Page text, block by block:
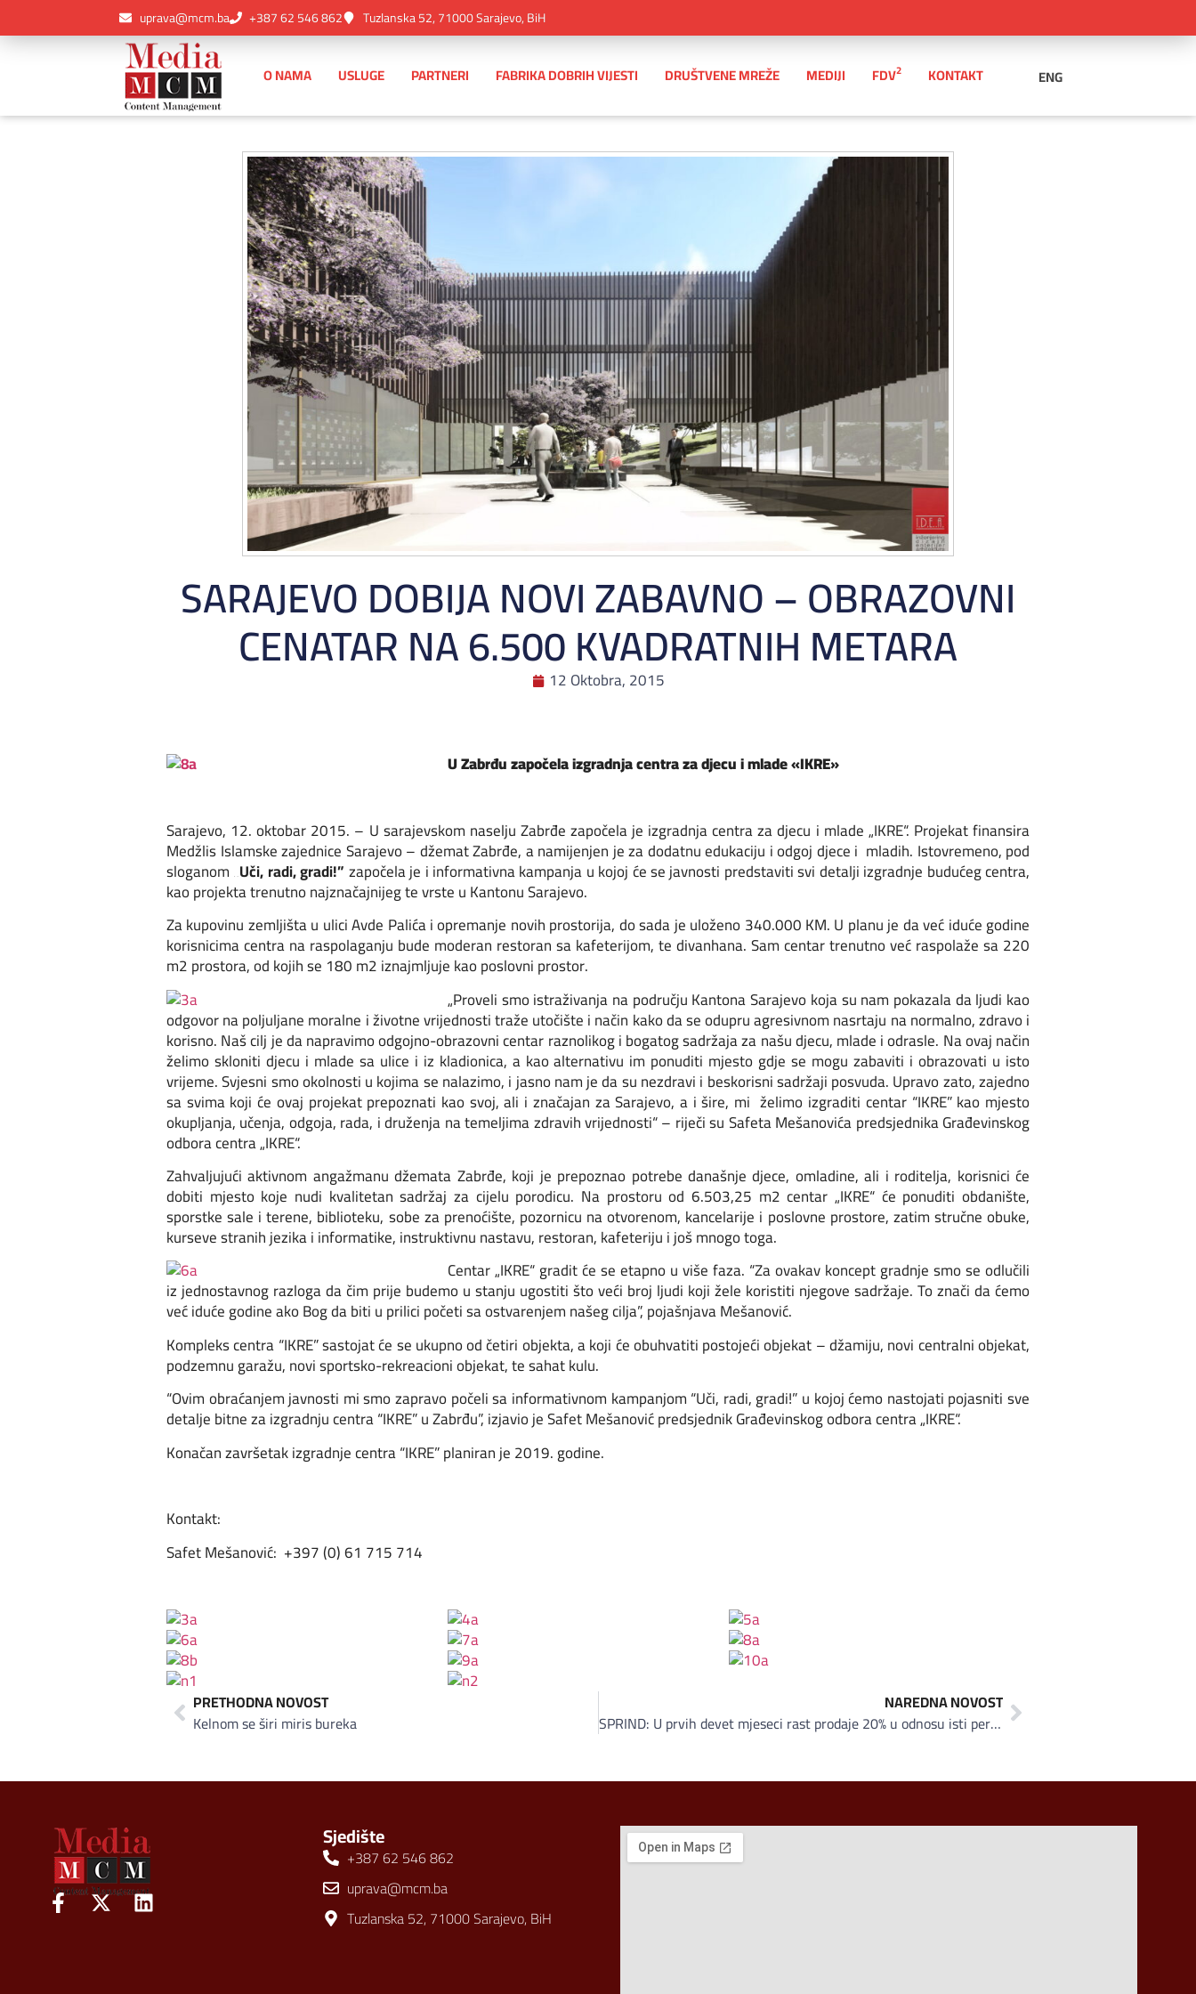
uprava@mcm.ba +387 62 546 862 Tuzlanska 52, 71000 Sarajevo, BiH
O NAMA USLUGE PARTNERI FABRIKA DOBRIH VIJESTI DRUŠTVENE MREŽE MEDIJI FDV2 KONTAKT ENG
SARAJEVO DOBIJA NOVI ZABAVNO – OBRAZOVNI
CENATAR NA 6.500 KVADRATNIH METARA
12 Oktobra, 2015
U Zabrđu započela izgradnja centra za djecu i mlade «IKRE»
Sarajevo, 12. oktobar 2015. – U sarajevskom naselju Zabrđe započela je izgradnja centra za djecu i mlade „IKRE“. Projekat finansira
Medžlis Islamske zajednice Sarajevo – džemat Zabrđe, a namijenjen je za dodatnu edukaciju i odgoj djece i mladih. Istovremeno, pod
sloganom„Uči, radi, gradi!”započela je i informativna kampanja u kojoj će se javnosti predstaviti svi detalji izgradnje budućeg centra,
kao projekta trenutno najznačajnijeg te vrste u Kantonu Sarajevo.
Za kupovinu zemljišta u ulici Avde Palića i opremanje novih prostorija, do sada je uloženo 340.000 KM. U planu je da već iduće godine
korisnicima centra na raspolaganju bude moderan restoran sa kafeterijom, te divanhana. Sam centar trenutno već raspolaže sa 220
m2 prostora, od kojih se 180 m2 iznajmljuje kao poslovni prostor.
„Proveli smo istraživanja na području Kantona Sarajevo koja su nam pokazala da ljudi kao
odgovor na poljuljane moralne i životne vrijednosti traže utočište i način kako da se odupru agresivnom nasrtaju na normalno, zdravo i
korisno. Naš cilj je da napravimo odgojno-obrazovni centar raznolikog i bogatog sadržaja za našu djecu, mlade i odrasle. Na ovaj način
želimo skloniti djecu i mlade sa ulice i iz kladionica, a kao alternativu im ponuditi mjesto gdje se mogu zabaviti i obrazovati u isto
vrijeme. Svjesni smo okolnosti u kojima se nalazimo, i jasno nam je da su nezdravi i beskorisni sadržaji posvuda. Upravo zato, zajedno
sa svima koji će ovaj projekat prepoznati kao svoj, ali i značajan za Sarajevo, a i šire, mi želimo izgraditi centar “IKRE” kao mjesto
okupljanja, učenja, odgoja, rada, i druženja na temeljima zdravih vrijednosti“ – riječi su Safeta Mešanovića predsjednika Građevinskog
odbora centra „IKRE“.
Zahvaljujući aktivnom angažmanu džemata Zabrđe, koji je prepoznao potrebe današnje djece, omladine, ali i roditelja, korisnici će
dobiti mjesto koje nudi kvalitetan sadržaj za cijelu porodicu. Na prostoru od 6.503,25 m2 centar „IKRE“ će ponuditi obdanište,
sporstke sale i terene, biblioteku, sobe za prenoćište, pozornicu na otvorenom, kancelarije i poslovne prostore, zatim stručne obuke,
kurseve stranih jezika i informatike, instruktivnu nastavu, restoran, kafeteriju i još mnogo toga.
Centar „IKRE“ gradit će se etapno u više faza. “Za ovakav koncept gradnje smo se odlučili
iz jednostavnog razloga da čim prije budemo u stanju ugostiti što veći broj ljudi koji žele koristiti njegove sadržaje. To znači da ćemo
već iduće godine ako Bog da biti u prilici početi sa ostvarenjem našeg cilja”, pojašnjava Mešanović.
Kompleks centra “IKRE” sastojat će se ukupno od četiri objekta, a koji će obuhvatiti postojeći objekat – džamiju, novi centralni objekat,
podzemnu garažu, novi sportsko-rekreacioni objekat, te sahat kulu.
“Ovim obraćanjem javnosti mi smo zapravo počeli sa informativnom kampanjom “Uči, radi, gradi!” u kojoj ćemo nastojati pojasniti sve
detalje bitne za izgradnju centra “IKRE” u Zabrđu”, izjavio je Safet Mešanović predsjednik Građevinskog odbora centra „IKRE“.
Konačan završetak izgradnje centra “IKRE” planiran je 2019. godine.
Kontakt:
Safet Mešanović: +397 (0) 61 715 714
PRETHODNA NOVOST
Kelnom se širi miris bureka
NAREDNA NOVOST
SPRIND: U prvih devet mjeseci rast prodaje 20% u odnosu isti period prošle godine
Sjedište
+387 62 546 862
uprava@mcm.ba
Tuzlanska 52, 71000 Sarajevo, BiH